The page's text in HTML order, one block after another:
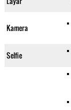
Kamera
Selfie